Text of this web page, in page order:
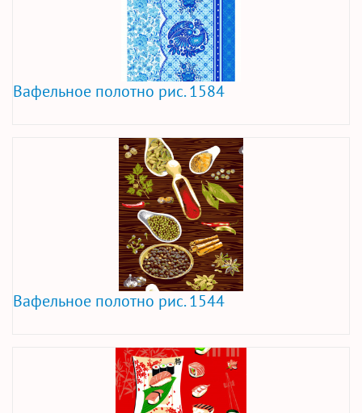
Вафельное полотно рис. 1584
Вафельное полотно рис. 1544